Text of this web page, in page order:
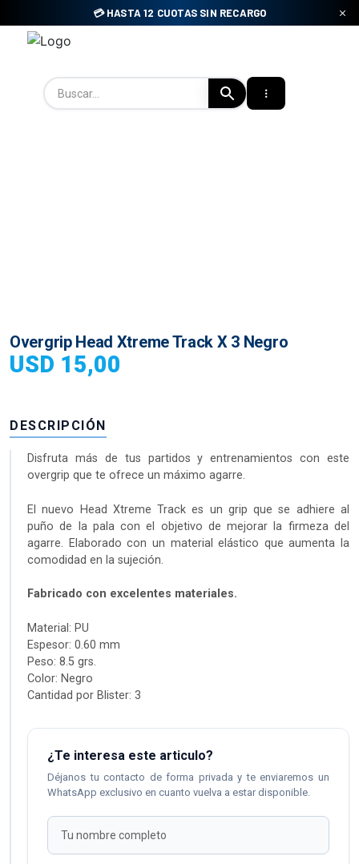
to
content
💳 HASTA 12 CUOTAS SIN RECARGO
Overgrip Head Xtreme Track X 3 Negro
USD 15,00
DESCRIPCIÓN
Disfruta más de tus partidos y entrenamientos con este
overgrip que te ofrece un máximo agarre.
El nuevo Head Xtreme Track es un grip que se adhiere al
puño de la pala con el objetivo de mejorar la firmeza del
agarre. Elaborado con un material elástico que aumenta la
comodidad en la sujeción.
Fabricado con excelentes materiales.
Material: PU
Espesor: 0.60 mm
Peso: 8.5 grs.
Color: Negro
Cantidad por Blister: 3
¿Te interesa este articulo?
Déjanos tu contacto de forma privada y te enviaremos un
WhatsApp exclusivo en cuanto vuelva a estar disponible.